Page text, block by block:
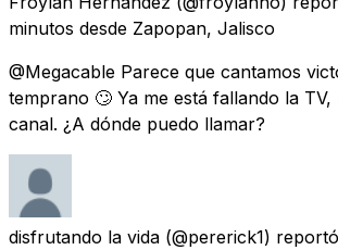
minutos desde Zapopan, Jalisco
@Megacable Parece que cantamos
temprano 🙄 Ya me está fallando la
canal. ¿A dónde puedo llamar?
disfrutando la vida (@pererick1) reportó